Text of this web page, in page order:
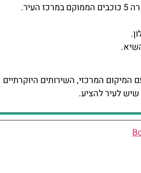
עם המיקום המרכזי, השירותים היוקרתיים
לעיר להציע.